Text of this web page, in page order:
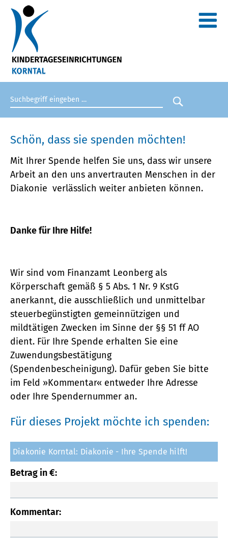
Suchbegriff eingeben
Suche
Schön, dass sie spenden möchten!
Mit Ihrer Spende helfen Sie uns, dass wir unsere
Arbeit an den uns anvertrauten Menschen in der
Diakonie verlässlich weiter anbieten können.
Danke für Ihre Hilfe!
Wir sind vom Finanzamt Leonberg als
Körperschaft gemäß § 5 Abs. 1 Nr. 9 KstG
anerkannt, die ausschließlich und unmittelbar
steuerbegünstigten gemeinnützigen und
mildtätigen Zwecken im Sinne der §§ 51 ff AO
dient. Für Ihre Spende erhalten Sie eine
Zuwendungsbestätigung
(Spendenbescheinigung). Dafür geben Sie bitte
im Feld »Kommentar« entweder Ihre Adresse
oder Ihre Spendernummer an.
Für dieses Projekt möchte ich spenden:
Betrag in €:
Kommentar: